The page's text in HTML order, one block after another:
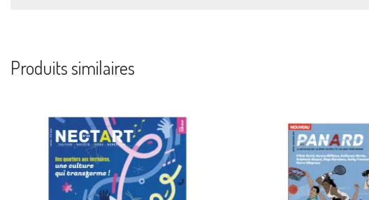
Produits similaires